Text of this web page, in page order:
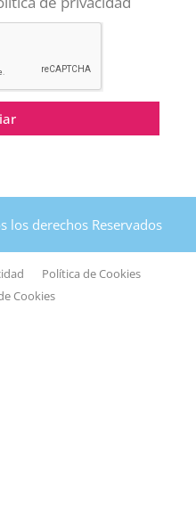
Política de Cookies
Cookies